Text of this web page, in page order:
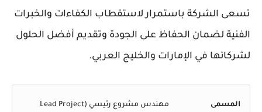
تسعى الشركة باستمرار لاستقطاب الكفاءات والخبرات
الفنية لضمان الحفاظ على الجودة وتقديم أفضل الحلول
لشركائها في الإمارات والخليج العربي.
المسمى مهندس مشروع رئيسي (Lead Project